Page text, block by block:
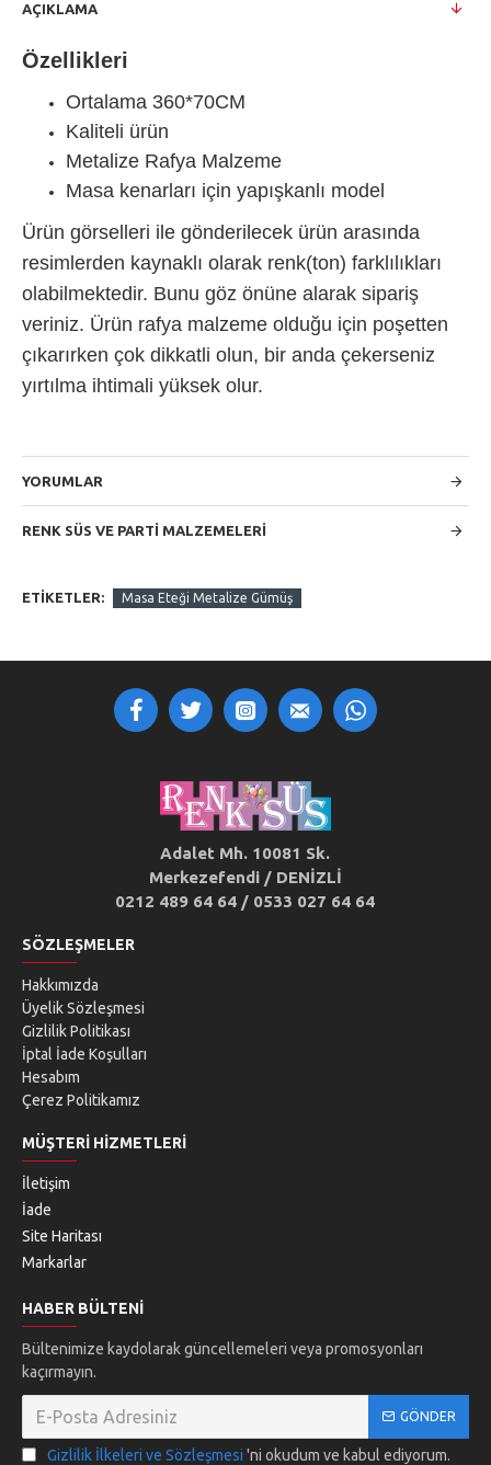
AÇIKLAMA
Özellikleri
Ortalama 360*70CM
Kaliteli ürün
Metalize Rafya Malzeme
Masa kenarları için yapışkanlı model
Ürün görselleri ile gönderilecek ürün arasında
resimlerden kaynaklı olarak renk(ton) farklılıkları
olabilmektedir. Bunu göz önüne alarak sipariş
veriniz. Ürün rafya malzeme olduğu için poşetten
çıkarırken çok dikkatli olun, bir anda çekerseniz
yırtılma ihtimali yüksek olur.
YORUMLAR
RENK SÜS VE PARTI MALZEMELERI
ETIKETLER: Masa Eteği Metalize Gümüş
Adalet Mh. 10081 Sk.
Merkezefendi / DENİZLİ
0212 489 64 64 / 0533 027 64 64
SÖZLEŞMELER
Hakkımızda
Üyelik Sözleşmesi
Gizlilik Politikası
İptal İade Koşulları
Hesabım
Çerez Politikamız
MÜŞTERI HIZMETLERI
İletişim
İade
Site Haritası
Markarlar
HABER BÜLTENI
Bültenimize kaydolarak güncellemeleri veya promosyonları
kaçırmayın.
GÖNDER
Gizlilik İlkeleri ve Sözleşmesi 'ni okudum ve kabul ediyorum.